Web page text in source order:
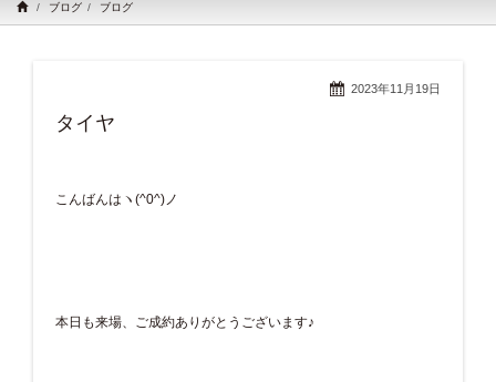
ブログ ブログ
2023年11月19日
タイヤ
こんばんはヽ(^0^)ノ
本日も来場、ご成約ありがとうございます♪